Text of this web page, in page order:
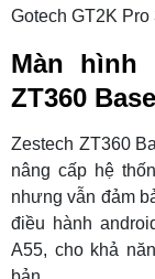
Gotech GT2K
Màn hình
ZT360 Base
Zestech ZT360
nâng cấp hệ
nhưng vẫn đảm
điều hành
A55, cho khả